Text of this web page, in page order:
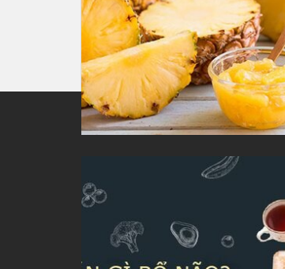
Where-can-i-live.com là trang tổng
thao, sức